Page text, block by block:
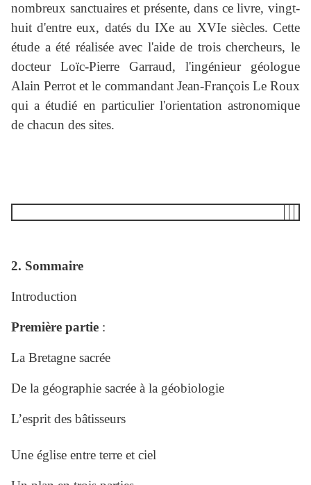
nombreux sanctuaires et présente, dans ce livre, vingt-
huit d'entre eux, datés du IXe au XVIe siècles. Cette
étude a été réalisée avec l'aide de trois chercheurs, le
docteur Loïc-Pierre Garraud, l'ingénieur géologue
Alain Perrot et le commandant Jean-François Le Roux
qui a étudié en particulier l'orientation astronomique
de chacun des sites.
2. Sommaire
Introduction
Première partie :
La Bretagne sacrée
De la géographie sacrée à la géobiologie
L’esprit des bâtisseurs
Une église entre terre et ciel